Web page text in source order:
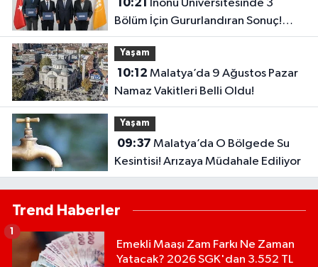
10:21
Bölüm İçin Gururlandıran Sonuç!
2028’e Kadar Geçerli
Yaşam
10:12
Namaz Vakitleri Belli Oldu!
Yaşam
09:37
Kesintisi! Arızaya Müdahale Ediliyor
Trend Haberler
Emekli Maaşı Zam Farkı Ne Zaman
Yatacak? 2026 SGK'dan 3.552 TL
1